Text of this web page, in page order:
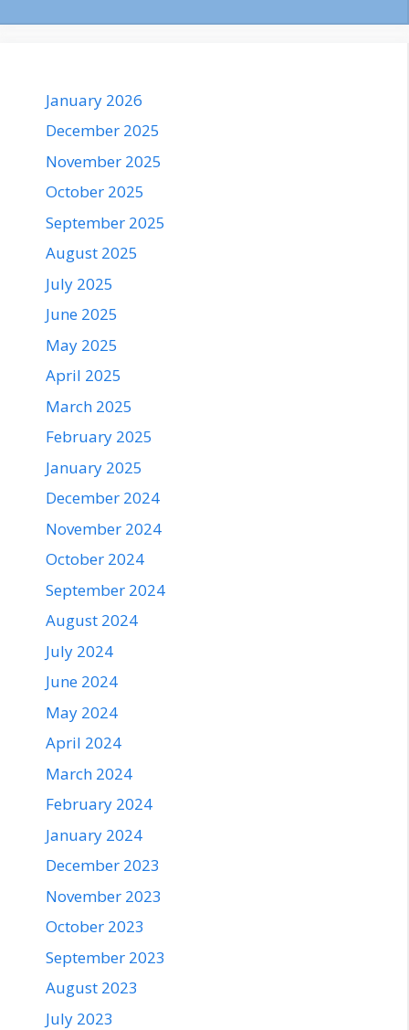
January 2026
December 2025
November 2025
October 2025
September 2025
August 2025
July 2025
June 2025
May 2025
April 2025
March 2025
February 2025
January 2025
December 2024
November 2024
October 2024
September 2024
August 2024
July 2024
June 2024
May 2024
April 2024
March 2024
February 2024
January 2024
December 2023
November 2023
October 2023
September 2023
August 2023
July 2023